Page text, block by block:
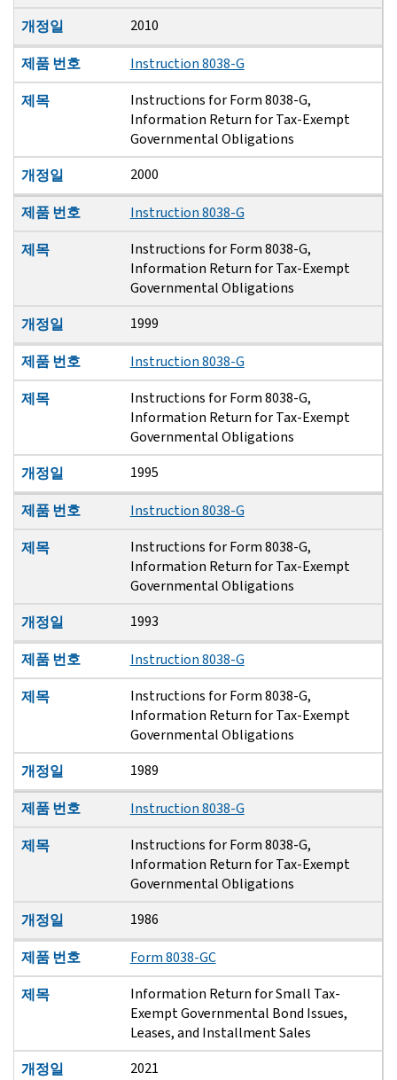
개정일 2010
제품 번호
Instruction 8038-G
제목
Instructions for Form 8038-G,
Information Return for Tax-Exempt
Governmental Obligations
개정일
2000
제품 번호
Instruction 8038-G
제목
Instructions for Form 8038-G,
Information Return for Tax-Exempt
Governmental Obligations
개정일
1999
제품 번호
Instruction 8038-G
제목
Instructions for Form 8038-G,
Information Return for Tax-Exempt
Governmental Obligations
개정일
1995
제품 번호
Instruction 8038-G
제목
Instructions for Form 8038-G,
Information Return for Tax-Exempt
Governmental Obligations
개정일
1993
제품 번호
Instruction 8038-G
제목
Instructions for Form 8038-G,
Information Return for Tax-Exempt
Governmental Obligations
개정일
1989
제품 번호
Instruction 8038-G
제목
Instructions for Form 8038-G,
Information Return for Tax-Exempt
Governmental Obligations
개정일
1986
제품 번호
Form 8038-GC
제목
Information Return for Small Tax-
Exempt Governmental Bond Issues,
Leases, and Installment Sales
개정일
2021